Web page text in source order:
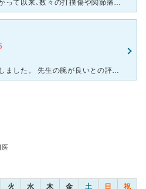
５年ほど前に足首の捻挫でかかって以来､数々の打撲傷や関節痛､肩関節のあ脱臼などで､この整形外科に通っています。先生は頼もしくも優しくもあり､また､ユーモアのある対応で患者の緊張を解してくれる､とても好
子供が腕を骨折した際に利用しました。 先生の腕が良いとの評判でいつも混んでいるようですが思ったより待たずに診察が受けられました。 先生は子供の骨折に「いたかったでしょ」とご自分のことのように心配し
医
火 水 木 金 土 日 祝